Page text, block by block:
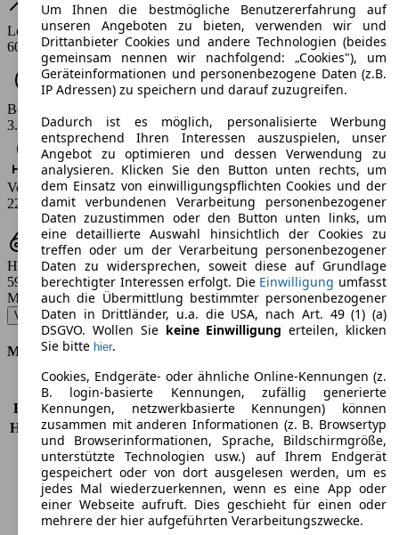
Leistung
603 PS
Beschleunigung (0-100 km/h)
3.9 s
Verbrauch
22.5 - 25.6 l/100km
Hubraum
5935 ccm
Modellbezeichnung:
V12 Vantage Roadster AMR - 444 KW (603 PS) (2017/04 - 2018/04)▼
Motor & Leistung
KW (PS)
444 kW (603 PS)
Beschleunigung (0-100 km/h) 3,9s
Höchstgeschwindigkeit (km/h) -
Anzahl der Gänge
7
Drehmoment
630 nm
Hubraum
5935 ccm
Kraftstoff
Benzin
Zylinder
12
Um Ihnen die bestmögliche Benutzererfahrung auf
unseren Angeboten zu bieten, verwenden wir und
Drittanbieter Cookies und andere Technologien (beides
gemeinsam nennen wir nachfolgend: „Cookies"), um
Geräteinformationen und personenbezogene Daten (z.B.
IP Adressen) zu speichern und darauf zuzugreifen.
Dadurch ist es möglich, personalisierte Werbung
entsprechend Ihren Interessen auszuspielen, unser
Angebot zu optimieren und dessen Verwendung zu
analysieren. Klicken Sie den Button unten rechts, um
dem Einsatz von einwilligungspflichten Cookies und der
damit verbundenen Verarbeitung personenbezogener
Daten zuzustimmen oder den Button unten links, um
eine detaillierte Auswahl hinsichtlich der Cookies zu
treffen oder um der Verarbeitung personenbezogener
Daten zu widersprechen, soweit diese auf Grundlage
berechtigter Interessen erfolgt. Die Einwilligung umfasst
auch die Übermittlung bestimmter personenbezogener
Daten in Drittländer, u.a. die USA, nach Art. 49 (1) (a)
DSGVO. Wollen Sie keine Einwilligung erteilen, klicken
Sie bitte hier.
Cookies, Endgeräte- oder ähnliche Online-Kennungen (z.
B. login-basierte Kennungen, zufällig generierte
Kennungen, netzwerkbasierte Kennungen) können
zusammen mit anderen Informationen (z. B. Browsertyp
und Browserinformationen, Sprache, Bildschirmgröße,
unterstützte Technologien usw.) auf Ihrem Endgerät
gespeichert oder von dort ausgelesen werden, um es
jedes Mal wiederzuerkennen, wenn es eine App oder
einer Webseite aufruft. Dies geschieht für einen oder
mehrere der hier aufgeführten Verarbeitungszwecke.